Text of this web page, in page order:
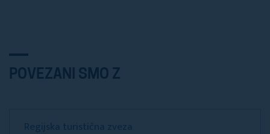
POVEZANI SMO Z
Regijska turistična zveza